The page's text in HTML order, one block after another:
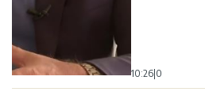
10:26 0